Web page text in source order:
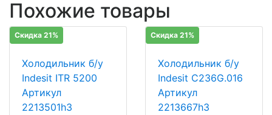
Похожие товары
Скидка 21%
Холодильник б/у
Indesit ITR 5200
Артикул
2213501h3
Скидка 21%
Холодильник б/у
Indesit C236G.016
Артикул
2213667h3